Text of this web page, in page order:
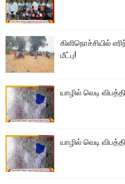
கிளிநொச்சியில்
மீட்பு!
யாழில் வெடி
யாழில் வெடி